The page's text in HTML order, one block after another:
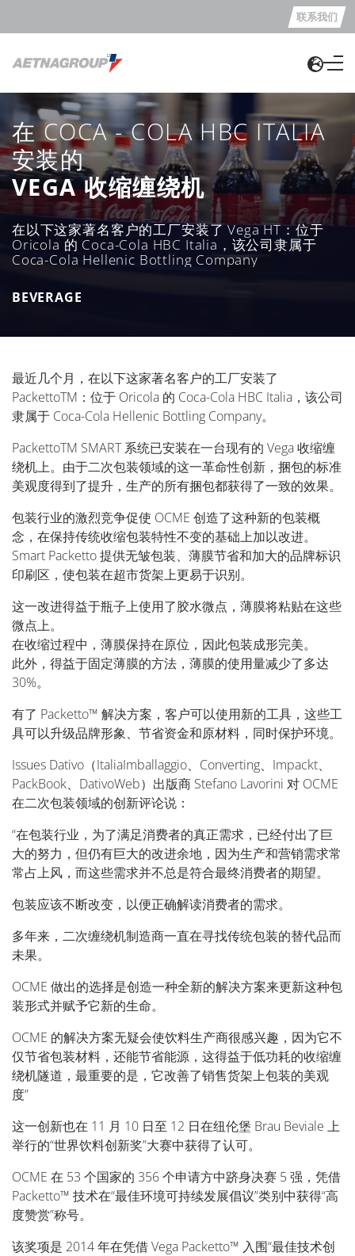
联系我们
在 COCA - COLA HBC ITALIA
安装的
VEGA 收缩缠绕机
在以下这家著名客户的工厂安装了 Vega HT：位于
Oricola 的 Coca-Cola HBC Italia，该公司隶属于
Coca-Cola Hellenic Bottling Company
BEVERAGE
最近几个月，在以下这家著名客户的工厂安装了
PackettoTM：位于 Oricola 的 Coca-Cola HBC Italia，该公司
隶属于 Coca-Cola Hellenic Bottling Company。
PackettoTM SMART 系统已安装在一台现有的 Vega 收缩缠
绕机上。由于二次包装领域的这一革命性创新，捆包的标准
美观度得到了提升，生产的所有捆包都获得了一致的效果。
包装行业的激烈竞争促使 OCME 创造了这种新的包装概
念，在保持传统收缩包装特性不变的基础上加以改进。
Smart Packetto 提供无皱包装、薄膜节省和加大的品牌标识
印刷区，使包装在超市货架上更易于识别。
这一改进得益于瓶子上使用了胶水微点，薄膜将粘贴在这些
微点上。
在收缩过程中，薄膜保持在原位，因此包装成形完美。
此外，得益于固定薄膜的方法，薄膜的使用量减少了多达
30%。
有了 Packetto™ 解决方案，客户可以使用新的工具，这些工
具可以升级品牌形象、节省资金和原材料，同时保护环境。
Issues Dativo（ItaliaImballaggio、Converting、Impackt、
PackBook、DativoWeb）出版商 Stefano Lavorini 对 OCME
在二次包装领域的创新评论说：
“在包装行业，为了满足消费者的真正需求，已经付出了巨
大的努力，但仍有巨大的改进余地，因为生产和营销需求常
常占上风，而这些需求并不总是符合最终消费者的期望。
包装应该不断改变，以便正确解读消费者的需求。
多年来，二次缠绕机制造商一直在寻找传统包装的替代品而
未果。
OCME 做出的选择是创造一种全新的解决方案来更新这种包
装形式并赋予它新的生命。
OCME 的解决方案无疑会使饮料生产商很感兴趣，因为它不
仅节省包装材料，还能节省能源，这得益于低功耗的收缩缠
绕机隧道，最重要的是，它改善了销售货架上包装的美观
度”
这一创新也在 11 月 10 日至 12 日在纽伦堡 Brau Beviale 上
举行的“世界饮料创新奖”大赛中获得了认可。
OCME 在 53 个国家的 356 个申请方中跻身决赛 5 强，凭借
Packetto™ 技术在“最佳环境可持续发展倡议”类别中获得“高
度赞赏”称号。
该奖项是 2014 年在凭借 Vega Packetto™ 入围“最佳技术创